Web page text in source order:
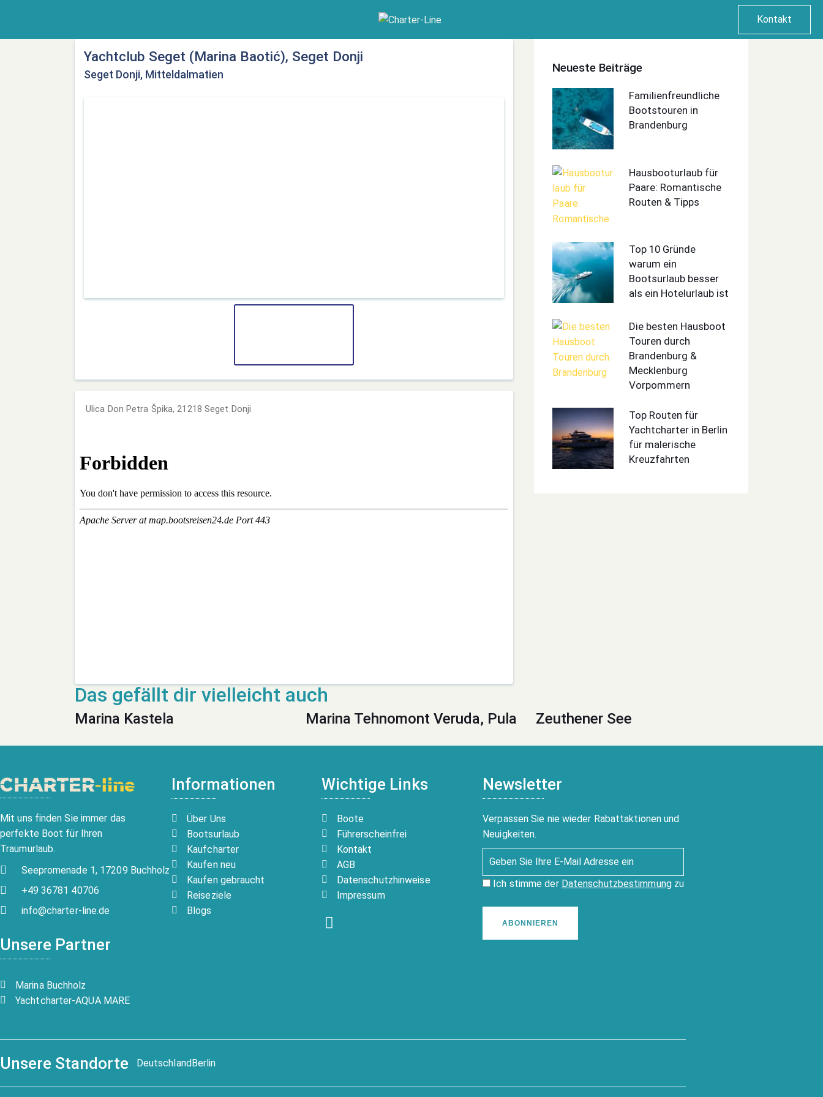
Kontakt
Yachtclub Seget (Marina Baotić), Seget Donji
Seget Donji, Mitteldalmatien
Ulica Don Petra Špika, 21218 Seget Donji
Neueste Beiträge
Familienfreundliche
Bootstouren in
Brandenburg
Hausbooturlaub für
Paare: Romantische
Routen & Tipps
Top 10 Gründe
warum ein
Bootsurlaub besser
als ein Hotelurlaub ist
Die besten Hausboot
Touren durch
Brandenburg &
Mecklenburg
Vorpommern
Top Routen für
Yachtcharter in Berlin
für malerische
Kreuzfahrten
Marina Kastela Marina Tehnomont Veruda, Pula Zeuthener See
Mit uns finden Sie immer das
perfekte Boot für Ihren
Traumurlaub.
Seepromenade 1, 17209 Buchholz
+49 36781 40706
info@charter-line.de
Unsere Partner
Marina Buchholz
Yachtcharter-AQUA MARE
Informationen
Über Uns
Bootsurlaub
Kaufcharter
Kaufen neu
Kaufen gebraucht
Reiseziele
Blogs
Wichtige Links
Boote
Führerscheinfrei
Kontakt
AGB
Datenschutzhinweise
Impressum
Newsletter
Verpassen Sie nie wieder Rabattaktionen und
Neuigkeiten.
Ich stimme der Datenschutzbestimmungzu
ABONNIEREN
Unsere Standorte DeutschlandBerlin